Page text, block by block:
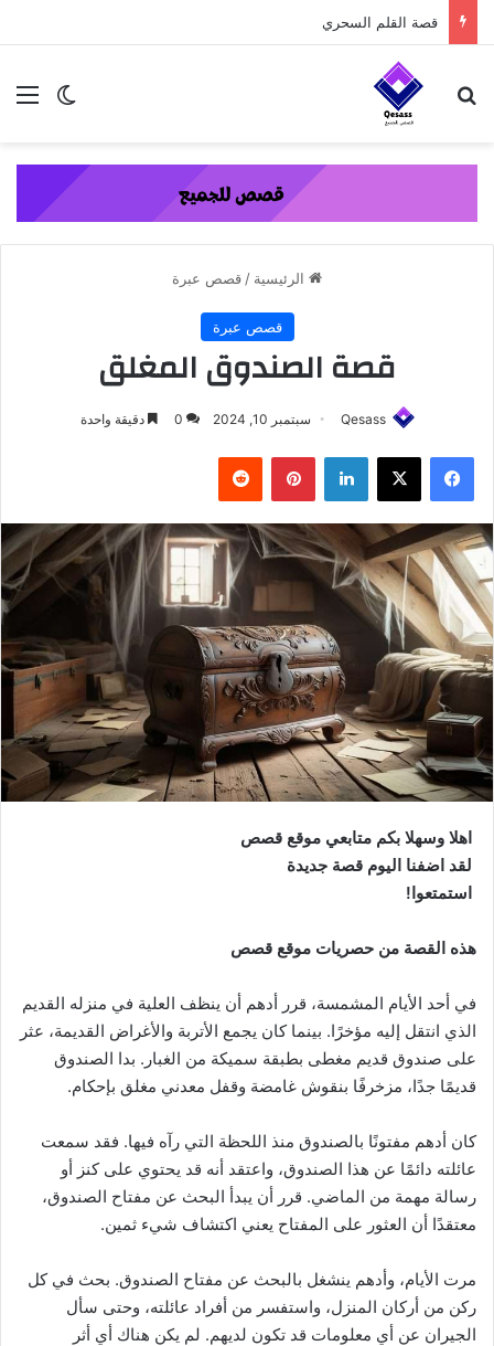
content
قصة القلم السحري
الوضع بحث عن
الرئيسية / قصص عبرة
قصص عبرة
قصة الصندوق المغلق
Qesass سبتمبر 10, 2024 0 دقيقة واحدة
فيسبوك ‫X لينكدإن بينتيريست
اهلا وسهلا بكم متابعي موقع قصص
لقد اضفنا اليوم قصة جديدة
استمتعوا!
هذه القصة من حصريات موقع قصص
في أحد الأيام المشمسة، قرر أدهم أن ينظف العلية في منزله القديم
الذي انتقل إليه مؤخرًا. بينما كان يجمع الأتربة والأغراض القديمة، عثر
على صندوق قديم مغطى بطبقة سميكة من الغبار. بدا الصندوق
قديمًا جدًا، مزخرفًا بنقوش غامضة وقفل معدني مغلق بإحكام.
كان أدهم مفتونًا بالصندوق منذ اللحظة التي رآه فيها. فقد سمعت
عائلته دائمًا عن هذا الصندوق، واعتقد أنه قد يحتوي على كنز أو
رسالة مهمة من الماضي. قرر أن يبدأ البحث عن مفتاح الصندوق،
معتقدًا أن العثور على المفتاح يعني اكتشاف شيء ثمين.
مرت الأيام، وأدهم ينشغل بالبحث عن مفتاح الصندوق. بحث في كل
ركن من أركان المنزل، واستفسر من أفراد عائلته، وحتى سأل
الجيران عن أي معلومات قد تكون لديهم. لم يكن هناك أي أثر